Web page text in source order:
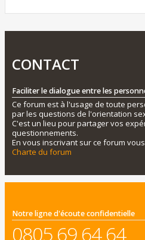
CONTACT
Faciliter le dialogue entre les
Ce forum est à l'usage de toute
par les questions de l'orientation
C'est un lieu pour partager vos
questionnements.
En vous inscrivant sur ce forum
Charte du forum
Notre ligne d'écoute confidentielle
0805 69 64 64